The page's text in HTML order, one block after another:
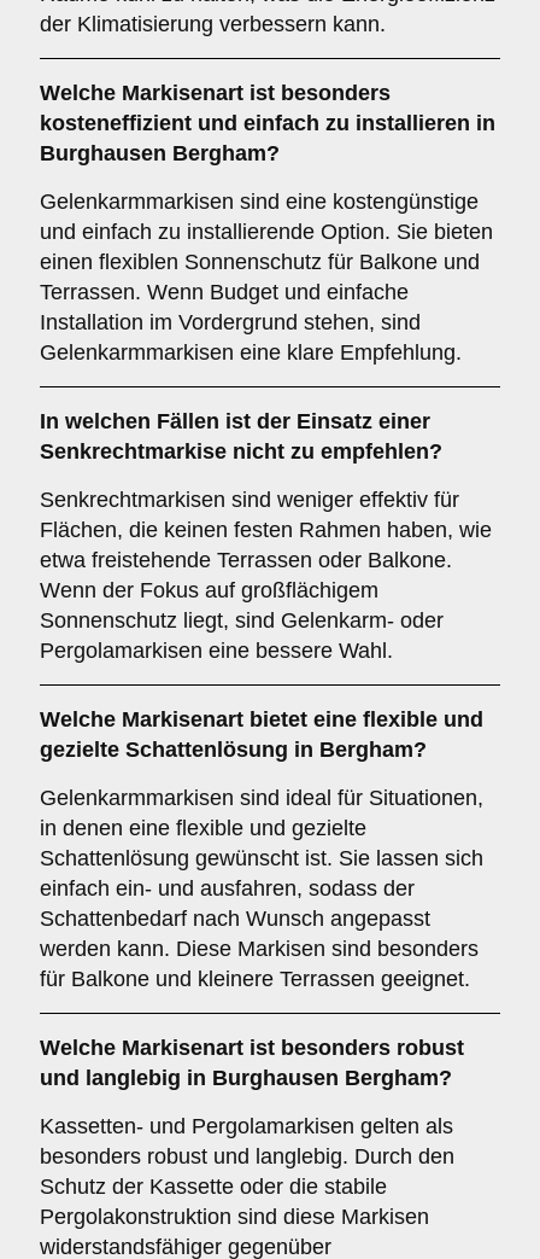
der Klimatisierung verbessern kann.
Welche Markisenart ist besonders
kosteneffizient und einfach zu installieren in
Burghausen Bergham?
Gelenkarmmarkisen sind eine kostengünstige
und einfach zu installierende Option. Sie bieten
einen flexiblen Sonnenschutz für Balkone und
Terrassen. Wenn Budget und einfache
Installation im Vordergrund stehen, sind
Gelenkarmmarkisen eine klare Empfehlung.
In welchen Fällen ist der Einsatz einer
Senkrechtmarkise nicht zu empfehlen?
Senkrechtmarkisen sind weniger effektiv für
Flächen, die keinen festen Rahmen haben, wie
etwa freistehende Terrassen oder Balkone.
Wenn der Fokus auf großflächigem
Sonnenschutz liegt, sind Gelenkarm- oder
Pergolamarkisen eine bessere Wahl.
Welche Markisenart bietet eine flexible und
gezielte Schattenlösung in Bergham?
Gelenkarmmarkisen sind ideal für Situationen,
in denen eine flexible und gezielte
Schattenlösung gewünscht ist. Sie lassen sich
einfach ein- und ausfahren, sodass der
Schattenbedarf nach Wunsch angepasst
werden kann. Diese Markisen sind besonders
für Balkone und kleinere Terrassen geeignet.
Welche Markisenart ist besonders robust
und langlebig in Burghausen Bergham?
Kassetten- und Pergolamarkisen gelten als
besonders robust und langlebig. Durch den
Schutz der Kassette oder die stabile
Pergolakonstruktion sind diese Markisen
widerstandsfähiger gegenüber